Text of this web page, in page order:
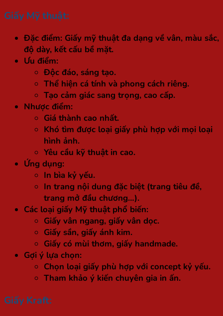
Giấy Mỹ thuật:
Đặc điểm: Giấy mỹ thuật đa dạng về vân, màu sắc,
độ dày, kết cấu bề mặt.
Ưu điểm:
Độc đáo, sáng tạo.
Thể hiện cá tính và phong cách riêng.
Tạo cảm giác sang trọng, cao cấp.
Nhược điểm:
Giá thành cao nhất.
Khó tìm được loại giấy phù hợp với mọi loại
hình ảnh.
Yêu cầu kỹ thuật in cao.
Ứng dụng:
In bìa kỷ yếu.
In trang nội dung đặc biệt (trang tiêu đề,
trang mở đầu chương…).
Các loại giấy Mỹ thuật phổ biến:
Giấy vân ngang, giấy vân dọc.
Giấy sần, giấy ánh kim.
Giấy có mùi thơm, giấy handmade.
Gợi ý lựa chọn:
Chọn loại giấy phù hợp với concept kỷ yếu.
Tham khảo ý kiến chuyên gia in ấn.
Giấy Kraft: